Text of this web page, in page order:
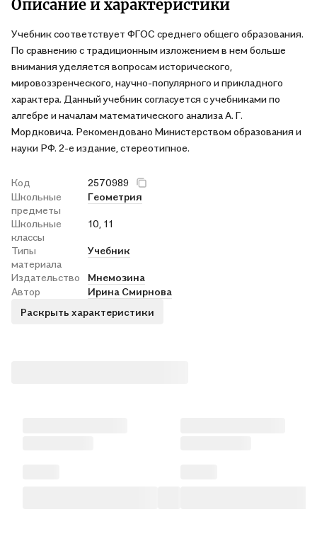
Описание и характеристики
Учебник соответствует ФГОС среднего общего образования.
По сравнению с традиционным изложением в нем больше
внимания уделяется вопросам исторического,
мировоззренческого, научно-популярного и прикладного
характера. Данный учебник согласуется с учебниками по
алгебре и началам математического анализа А. Г.
Мордковича. Рекомендовано Министерством образования и
науки РФ. 2-е издание, стереотипное.
Код
2570989
Школьные
предметы
Геометрия
Школьные
классы
10, 11
Типы
материала
Учебник
Издательство
Мнемозина
Автор
Ирина Смирнова
Раскрыть характеристики